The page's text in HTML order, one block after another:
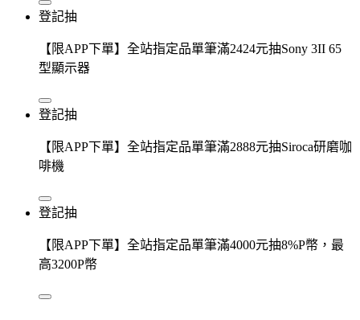
登記抽
【限APP下單】全站指定品單筆滿2424元抽Sony 3II 65
型顯示器
登記抽
【限APP下單】全站指定品單筆滿2888元抽Siroca研磨咖
啡機
登記抽
【限APP下單】全站指定品單筆滿4000元抽8%P幣，最
高3200P幣